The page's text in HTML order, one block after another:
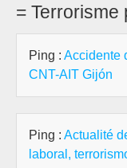
= Terrorisme
Ping : Accidente
CNT-AIT Gijón
Ping : Actualité
laboral,